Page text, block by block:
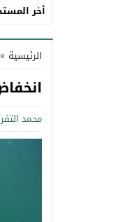
أخر
الرئيسية »
محمد